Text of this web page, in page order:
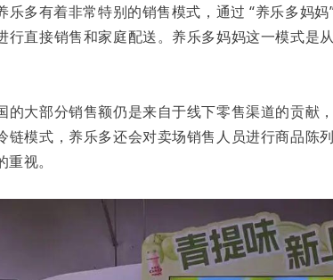
乐多有着非常特别的销售模式，通过 “养乐多妈
行直接销售和家庭配送。养乐多妈妈这一模式是
的大部分销售额仍是来自于线下零售渠道的贡献
链模式，养乐多还会对卖场销售人员进行商品陈
视。